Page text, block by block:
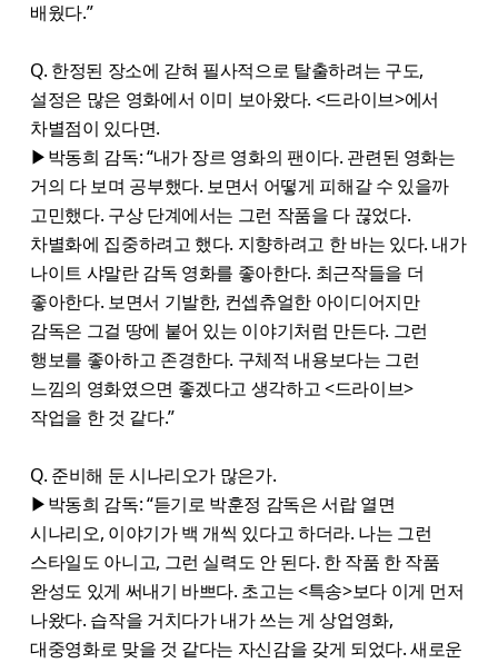
배웠다.”
Q. 한정된 장소에 갇혀 필사적으로 탈출하려는 구도,
설정은 많은 영화에서 이미 보아왔다. <드라이브>에서
차별점이 있다면.
▶박동희 감독: “내가 장르 영화의 팬이다. 관련된 영화는
거의 다 보며 공부했다. 보면서 어떻게 피해갈 수 있을까
고민했다. 구상 단계에서는 그런 작품을 다 끊었다.
차별화에 집중하려고 했다. 지향하려고 한 바는 있다. 내가
나이트 샤말란 감독 영화를 좋아한다. 최근작들을 더
좋아한다. 보면서 기발한, 컨셉츄얼한 아이디어지만
감독은 그걸 땅에 붙어 있는 이야기처럼 만든다. 그런
행보를 좋아하고 존경한다. 구체적 내용보다는 그런
느낌의 영화였으면 좋겠다고 생각하고 <드라이브>
작업을 한 것 같다.”
Q. 준비해 둔 시나리오가 많은가.
▶박동희 감독: “듣기로 박훈정 감독은 서랍 열면
시나리오, 이야기가 백 개씩 있다고 하더라. 나는 그런
스타일도 아니고, 그런 실력도 안 된다. 한 작품 한 작품
완성도 있게 써내기 바쁘다. 초고는 <특송>보다 이게 먼저
나왔다. 습작을 거치다가 내가 쓰는 게 상업영화,
대중영화로 맞을 것 같다는 자신감을 갖게 되었다. 새로운